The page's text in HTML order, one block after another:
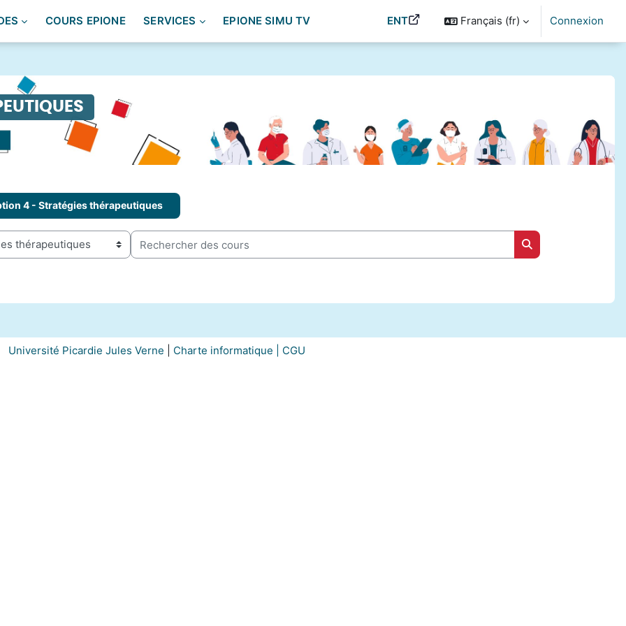
ENT
COURS EPIONE SERVICES EPIONE SIMU TV Français ‎(fr)‎ Connexion
4 - Stratégies thérapeutiques
Rechercher des cours
Rechercher des
Université Picardie Jules Verne Charte informatique | CGU